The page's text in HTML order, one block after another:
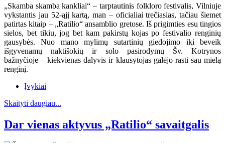
„Skamba skamba kankliai“ – tarptautinis folkloro festivalis, Vilniuje
vykstantis jau 52-ąjį kartą, man – oficialiai trečiasias, tačiau šiemet
patirtas kitaip – „Ratilio“ ansamblio gretose. Iš prigimties esu tingios
sielos, bet tikiu, jog bet kam pakirstų kojas po festivalio renginių
gausybės. Nuo mano mylimų sutartinių giedojimo iki beveik
išgyvenamų naktišokių ir solo pasirodymų Šv. Kotrynos
bažnyčioje – kiekvienas dalyvis ir klausytojas galėjo rasti sau mielą
renginį.
Įvykiai
Skaityti daugiau...
Dar vienas aktyvus „Ratilio“ savaitgalis